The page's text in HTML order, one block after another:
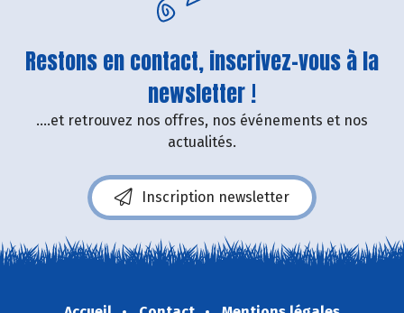
Restons en contact, inscrivez-vous à la
newsletter !
....et retrouvez nos offres, nos événements et nos
actualités.
Inscription newsletter